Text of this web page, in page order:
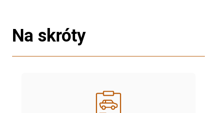
Na skróty